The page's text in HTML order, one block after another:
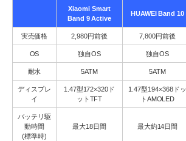
Xiaomi Smart
Band 9 Active
HUAWEI Band 10
実売価格 2,980円前後 7,800円前後
OS 独自OS 独自OS
耐水 5ATM 5ATM
ディスプレ
イ
1.47型172×320ド
ットTFT
1.47型194×368ドッ
トAMOLED
バッテリ駆
動時間
(標準時)
最大18日間 最大約14日間